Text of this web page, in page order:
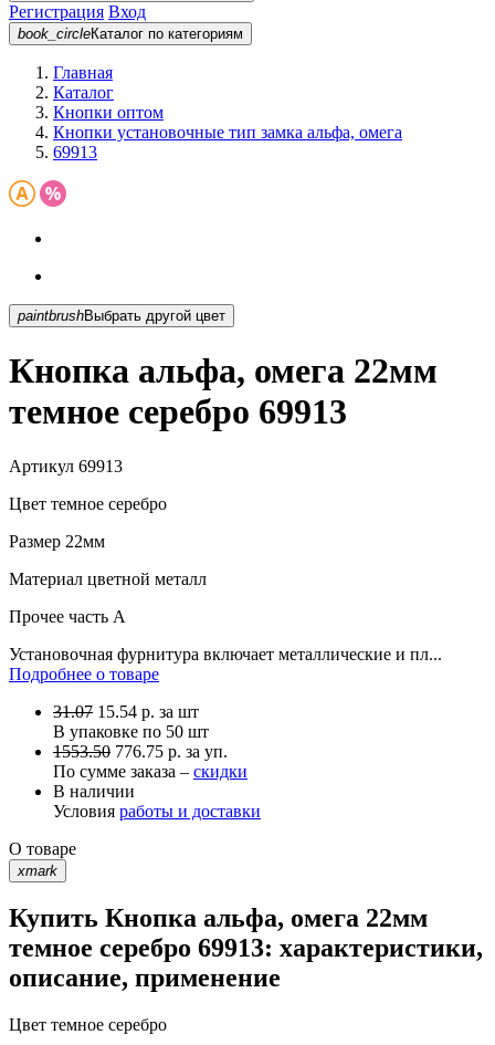
Регистрация Вход
book_circleКаталог по категориям
Главная
Каталог
Кнопки оптом
Кнопки установочные тип замка альфа, омега
69913
paintbrush Выбрать другой цвет
Кнопка альфа, омега 22мм
темное серебро 69913
Артикул 69913
Цвет темное серебро
Размер 22мм
Материал цветной металл
Прочее часть A
Установочная фурнитура включает металлические и пл...
Подробнее о товаре
31.07 15.54 р. за шт
В упаковке по 50 шт
1553.50 776.75 р. за уп.
По сумме заказа – скидки
В наличии
Условия работы и доставки
О товаре
xmark
Купить Кнопка альфа, омега 22мм
темное серебро 69913: характеристики,
описание, применение
Цвет темное серебро